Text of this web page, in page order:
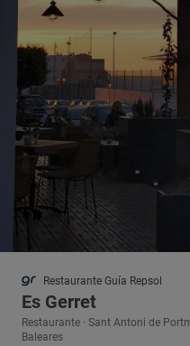
Restaurante Guía Repsol
Es Gerret
Restaurante · Sant Antoni de
Baleares